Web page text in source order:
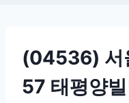
(04536) 서
57 태평양